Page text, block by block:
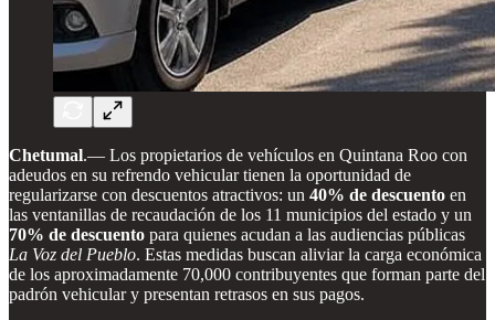
Chetumal.— Los propietarios de vehículos en Quintana Roo con
adeudos en su refrendo vehicular tienen la oportunidad de
regularizarse con descuentos atractivos: un 40% de descuento en
las ventanillas de recaudación de los 11 municipios del estado y un
70% de descuento para quienes acudan a las audiencias públicas
La Voz del Pueblo. Estas medidas buscan aliviar la carga económica
de los aproximadamente 70,000 contribuyentes que forman parte del
padrón vehicular y presentan retrasos en sus pagos.